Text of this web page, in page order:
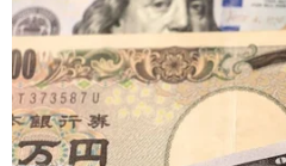
Trình diễn khắc tranh gỗ